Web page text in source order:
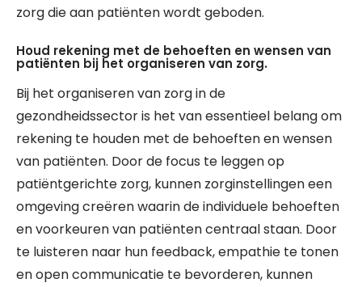
zorg die aan patiënten wordt geboden.
Houd rekening met de behoeften en wensen van
patiënten bij het organiseren van zorg.
Bij het organiseren van zorg in de
gezondheidssector is het van essentieel belang om
rekening te houden met de behoeften en wensen
van patiënten. Door de focus te leggen op
patiëntgerichte zorg, kunnen zorginstellingen een
omgeving creëren waarin de individuele behoeften
en voorkeuren van patiënten centraal staan. Door
te luisteren naar hun feedback, empathie te tonen
en open communicatie te bevorderen, kunnen